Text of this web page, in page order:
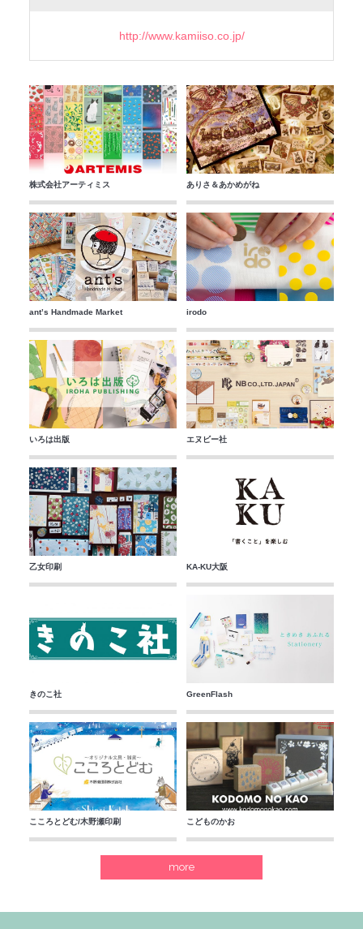
http://www.kamiiso.co.jp/
株式会社アーティミス ありさ＆あかめがね
ant’s Handmade Market irodo
いろは出版 エヌビー社
乙女印刷 KA-KU大阪
きのこ社 GreenFlash
こころとどむ/木野瀬印刷 こどものかお
more